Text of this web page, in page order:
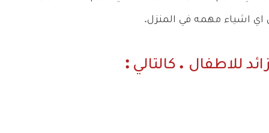
اشياء مهمه في المنزل.
للاطفال . كالتالي :